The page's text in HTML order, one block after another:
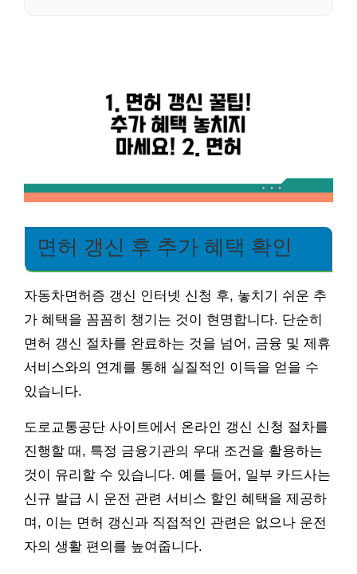
면허 갱신 후 추가 혜택 확인
자동차면허증 갱신 인터넷 신청 후, 놓치기 쉬운 추
가 혜택을 꼼꼼히 챙기는 것이 현명합니다. 단순히
면허 갱신 절차를 완료하는 것을 넘어, 금융 및 제휴
서비스와의 연계를 통해 실질적인 이득을 얻을 수
있습니다.
도로교통공단 사이트에서 온라인 갱신 신청 절차를
진행할 때, 특정 금융기관의 우대 조건을 활용하는
것이 유리할 수 있습니다. 예를 들어, 일부 카드사는
신규 발급 시 운전 관련 서비스 할인 혜택을 제공하
며, 이는 면허 갱신과 직접적인 관련은 없으나 운전
자의 생활 편의를 높여줍니다.